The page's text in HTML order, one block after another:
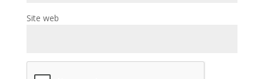
Site web